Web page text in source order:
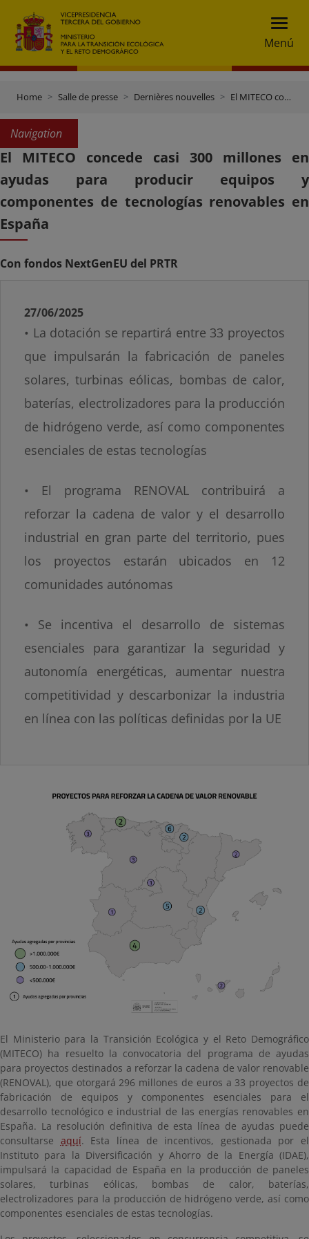
Menú
Home Salle de presse Dernières nouvelles El MITECO concede casi 300 millones en ayudas para producir equipos y componentes de tecnologías renovables en España
Navigation
El MITECO concede casi 300 millones en
ayudas para producir equipos y
componentes de tecnologías renovables en
España
Con fondos NextGenEU del PRTR
27/06/2025
• La dotación se repartirá entre 33 proyectos
que impulsarán la fabricación de paneles
solares, turbinas eólicas, bombas de calor,
baterías, electrolizadores para la producción
de hidrógeno verde, así como componentes
esenciales de estas tecnologías
• El programa RENOVAL contribuirá a
reforzar la cadena de valor y el desarrollo
industrial en gran parte del territorio, pues
los proyectos estarán ubicados en 12
comunidades autónomas
• Se incentiva el desarrollo de sistemas
esenciales para garantizar la seguridad y
autonomía energéticas, aumentar nuestra
competitividad y descarbonizar la industria
en línea con las políticas definidas por la UE
El Ministerio para la Transición Ecológica y el Reto Demográfico
(MITECO) ha resuelto la convocatoria del programa de ayudas
para proyectos destinados a reforzar la cadena de valor renovable
(RENOVAL), que otorgará 296 millones de euros a 33 proyectos de
fabricación de equipos y componentes esenciales para el
desarrollo tecnológico e industrial de las energías renovables en
España. La resolución definitiva de esta línea de ayudas puede
consultarse aquí. Esta línea de incentivos, gestionada por el
Instituto para la Diversificación y Ahorro de la Energía (IDAE),
impulsará la capacidad de España en la producción de paneles
solares, turbinas eólicas, bombas de calor, baterías,
electrolizadores para la producción de hidrógeno verde, así como
componentes esenciales de estas tecnologías.